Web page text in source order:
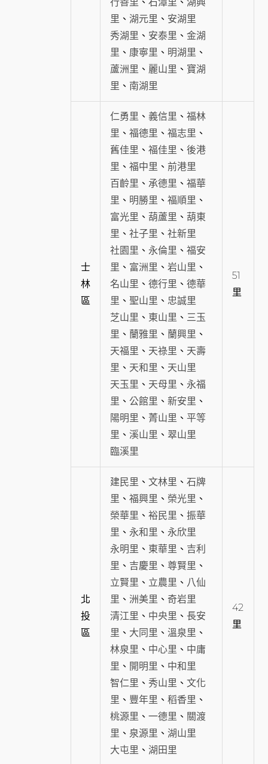
里 、 湖元里 、 安湖里
秀湖里 、 安泰里 、金湖
里 、 康寧里 、 明湖里 、
蘆洲里 、 麗山里 、 寶湖
里 、 南湖里
士
林
區
仁勇里 、 義信里 、福林
里 、福德里 、福志里 、
舊佳里 、福佳里 、後港
里 、福中里 、前港里
百齡里 、承德里 、福華
里 、 明勝里 、福順里 、
富光里 、 葫蘆里 、 葫東
里 、社子里 、社新里
社園里 、 永倫里 、福安
里 、 富洲里 、岩山里 、
名山里 、德行里 、德華
里 、聖山里 、 忠誠里
芝山里 、 東山里 、 三玉
里 、 蘭雅里 、 蘭興里 、
天福里 、 天祿里 、 天壽
里 、 天和里 、 天山里
天玉里 、 天母里 、 永福
里 、公館里 、新安里 、
陽明里 、 菁山里 、平等
里 、溪山里 、翠山里
臨溪里
51
里
北
投
區
建民里 、文林里 、石牌
里 、福興里 、 榮光里 、
榮華里 、裕民里 、振華
里 、 永和里 、 永欣里
永明里 、 東華里 、 吉利
里 、 吉慶里 、尊賢里 、
立賢里 、 立農里 、 八仙
里 、 洲美里 、奇岩里
清江里 、 中央里 、長安
里 、 大同里 、 溫泉里 、
林泉里 、 中心里 、 中庸
里 、 開明里 、 中和里
智仁里 、秀山里 、文化
里 、 豐年里 、稻香里 、
桃源里 、一德里 、 關渡
里 、 泉源里 、 湖山里
大屯里 、 湖田里
42
里